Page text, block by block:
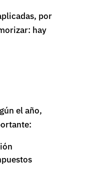
por
hay
el año,